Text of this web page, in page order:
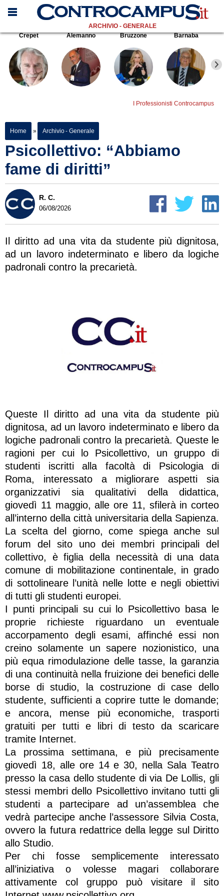
ARCHIVIO - GENERALE
Crepet
Alemanno Bruzzone Barnaba
I Professionisti Controcampus
Home » Archivio - Generale
Psicollettivo: “Abbiamo
fame di diritti”
R. C.
06/08/2026
Il diritto ad una vita da studente più dignitosa,
ad un lavoro indeterminato e libero da logiche
padronali contro la precarietà.
Queste Il diritto ad una vita da studente più
dignitosa, ad un lavoro indeterminato e libero da
logiche padronali contro la precarietà. Queste le
ragioni per cui lo Psicollettivo, un gruppo di
studenti iscritti alla facoltà di Psicologia di
Roma, interessato a migliorare aspetti sia
organizzativi sia qualitativi della didattica,
giovedì 11 maggio, alle ore 11, sfilerà in corteo
all’interno della città universitaria della Sapienza.
La scelta del giorno, come spiega anche sul
forum del sito uno dei membri principali del
collettivo, è figlia della necessità di una data
comune di mobilitazione continentale, in grado
di sottolineare l’unità nelle lotte e negli obiettivi
di tutti gli studenti europei.
I punti principali su cui lo Psicollettivo basa le
proprie richieste riguardano un eventuale
accorpamento degli esami, affinché essi non
creino solamente un sapere nozionistico, una
più equa rimodulazione delle tasse, la garanzia
di una continuità nella fruizione dei benefici delle
borse di studio, la costruzione di case dello
studente, sufficienti a coprire tutte le domande;
e ancora, mense più economiche, trasporti
gratuiti per tutti e libri di testo da scaricare
tramite Internet.
La prossima settimana, e più precisamente
giovedì 18, alle ore 14 e 30, nella Sala Teatro
presso la casa dello studente di via De Lollis, gli
stessi membri dello Psicollettivo invitano tutti gli
studenti a partecipare ad un’assemblea che
vedrà partecipe anche l’assessore Silvia Costa,
ovvero la futura redattrice della legge sul Diritto
allo Studio.
Per chi fosse semplicemente interessato
all’iniziativa o volesse magari collaborare
attivamente col gruppo può visitare il sito